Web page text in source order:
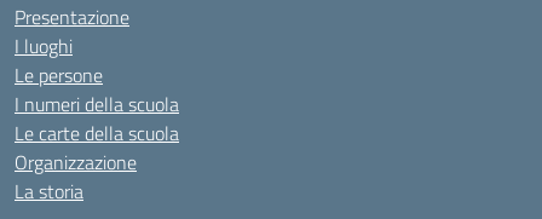
Presentazione
I luoghi
Le persone
I numeri della scuola
Le carte della scuola
Organizzazione
La storia